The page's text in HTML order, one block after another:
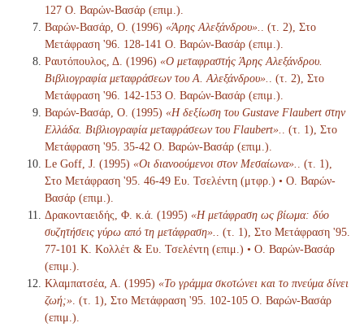
127 Ο. Βαρών-Βασάρ (επιμ.).
Βαρών-Βασάρ, Ο. (1996) «Άρης Αλεξάνδρου».
. (τ. 2), Στο
Μετάφραση '96. 128-141 Ο. Βαρών-Βασάρ (επιμ.).
Ραυτόπουλος, Δ. (1996) «Ο μεταφραστής Άρης Αλεξάνδρου.
Βιβλιογραφία μεταφράσεων του Α. Αλεξάνδρου».
. (τ. 2), Στο
Μετάφραση '96. 142-153 Ο. Βαρών-Βασάρ (επιμ.).
Βαρών-Βασάρ, Ο. (1995) «Η δεξίωση του Gustave Flaubert στην
Ελλάδα. Βιβλιογραφία μεταφράσεων του Flaubert».
. (τ. 1), Στο
Μετάφραση '95. 35-42 Ο. Βαρών-Βασάρ (επιμ.).
Le Goff, J. (1995) «Οι διανοούμενοι στον Μεσαίωνα».
. (τ. 1),
Στο Μετάφραση '95. 46-49 Ευ. Τσελέντη (μτφρ.) • Ο. Βαρών-
Βασάρ (επιμ.).
Δρακονταειδής, Φ. κ.ά. (1995) «Η μετάφραση ως βίωμα: δύο
συζητήσεις γύρω από τη μετάφραση».
. (τ. 1), Στο Μετάφραση '95.
77-101 Κ. Κολλέτ & Ευ. Τσελέντη (επιμ.) • Ο. Βαρών-Βασάρ
(επιμ.).
Κλαμπατσέα, Α. (1995) «Το γράμμα σκοτώνει και το πνεύμα δίνει
ζωή;» . (τ. 1), Στο Μετάφραση '95. 102-105 Ο. Βαρών-Βασάρ
(επιμ.).